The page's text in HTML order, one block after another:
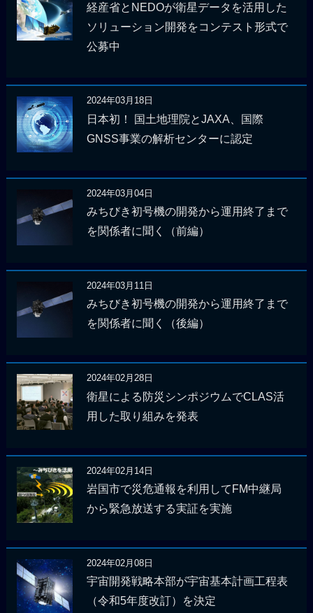
経産省とNEDOが衛星データを活用した
ソリューション開発をコンテスト形式で
公募中
2024年03月18日
日本初！ 国土地理院とJAXA、国際
GNSS事業の解析センターに認定
2024年03月04日
みちびき初号機の開発から運用終了まで
を関係者に聞く（前編）
2024年03月11日
みちびき初号機の開発から運用終了まで
を関係者に聞く（後編）
2024年02月28日
衛星による防災シンポジウムでCLAS活
用した取り組みを発表
2024年02月14日
岩国市で災危通報を利用してFM中継局
から緊急放送する実証を実施
2024年02月08日
宇宙開発戦略本部が宇宙基本計画工程表
（令和5年度改訂）を決定